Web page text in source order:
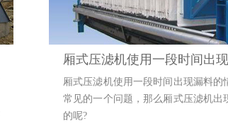
厢式压滤机使用一段时间出
厢式压滤机使用一段时间出现漏料
常见的一个问题，那么厢式压滤机出
的呢?